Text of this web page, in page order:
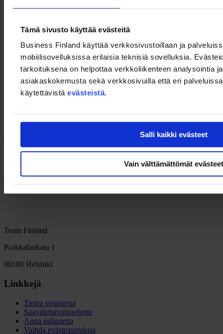
Tämä sivusto käyttää evästeitä
Business Finland käyttää verkkosivustoillaan ja
mobiilisovelluksissa erilaisia teknisiä sovelluksia.
tarkoituksena on helpottaa verkkoliikenteen analysointia
asiakaskokemusta sekä verkkosivuilla että eri
käytettävistä evästeistä.
Salli kaikki evästeet
Vain välttämättömät evästeet
Kimmo Ojuva, maajohtaja, Business Finland
Team Finland -palvelut suomalaisille yrityksille—Juha
Markkanen, Team Finland -vienninedistämisyksikön päällikkö,
ulkomisteriö &Minna Matinaho, kansainvälisen kasvun ja
markkinamahdollisuuksien johtaja, Business Finland
Yrityskeskustelua
järjestetään hybridinä, Cafe Amandassa (Eteläesplanadi 8 00130
Helsinki, paikkoja rajoitetusti) ja verkossa livelähetyksenä (linkki
lähetetään erikseen lähempänä ajankohtana).
vientiyrityksille
Team Finland
Porkkalankatu 1
00180 Helsinki
Linkkejä
Tietoa sivustosta
Saavutettavuusseloste
Anna palautetta
Vaihda evästeasetuksia